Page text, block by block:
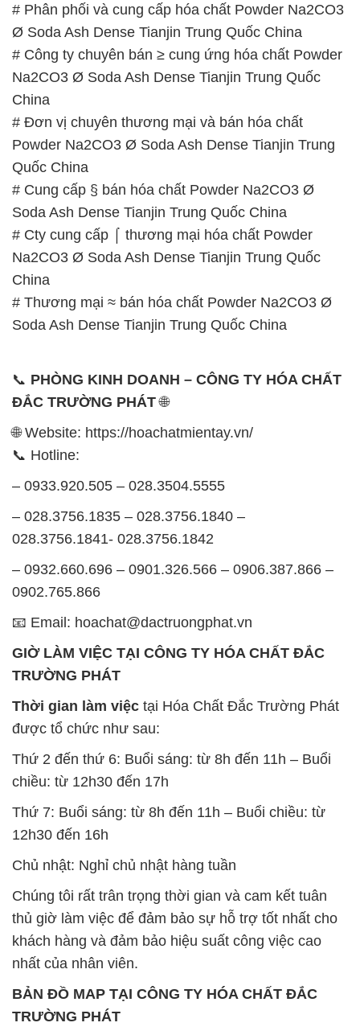
# Phân phối và cung cấp hóa chất Powder Na2CO3
Ø Soda Ash Dense Tianjin Trung Quốc China
# Công ty chuyên bán ≥ cung ứng hóa chất Powder
Na2CO3 Ø Soda Ash Dense Tianjin Trung Quốc
China
# Đơn vị chuyên thương mại và bán hóa chất
Powder Na2CO3 Ø Soda Ash Dense Tianjin Trung
Quốc China
# Cung cấp § bán hóa chất Powder Na2CO3 Ø
Soda Ash Dense Tianjin Trung Quốc China
# Cty cung cấp ⌠ thương mại hóa chất Powder
Na2CO3 Ø Soda Ash Dense Tianjin Trung Quốc
China
# Thương mại ≈ bán hóa chất Powder Na2CO3 Ø
Soda Ash Dense Tianjin Trung Quốc China
📞 PHÒNG KINH DOANH – CÔNG TY HÓA CHẤT
ĐẮC TRƯỜNG PHÁT🌐
🌐 Website: https://hoachatmientay.vn/
📞 Hotline:
– 0933.920.505 – 028.3504.5555
– 028.3756.1835 – 028.3756.1840 –
028.3756.1841- 028.3756.1842
– 0932.660.696 – 0901.326.566 – 0906.387.866 –
0902.765.866
📧 Email: hoachat@dactruongphat.vn
GIỜ LÀM VIỆC TẠI CÔNG TY HÓA CHẤT ĐẮC
TRƯỜNG PHÁT
Thời gian làm việc tại Hóa Chất Đắc Trường Phát
được tổ chức như sau:
Thứ 2 đến thứ 6: Buổi sáng: từ 8h đến 11h – Buổi
chiều: từ 12h30 đến 17h
Thứ 7: Buổi sáng: từ 8h đến 11h – Buổi chiều: từ
12h30 đến 16h
Chủ nhật: Nghỉ chủ nhật hàng tuần
Chúng tôi rất trân trọng thời gian và cam kết tuân
thủ giờ làm việc để đảm bảo sự hỗ trợ tốt nhất cho
khách hàng và đảm bảo hiệu suất công việc cao
nhất của nhân viên.
BẢN ĐỒ MAP TẠI CÔNG TY HÓA CHẤT ĐẮC
TRƯỜNG PHÁT